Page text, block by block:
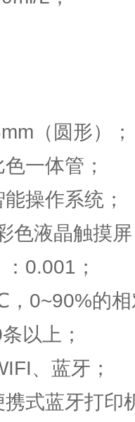
（圆形）；
一体管；
操作系统；
色液晶触摸
0.001；
0~90%的
以上；
、蓝牙；
式蓝牙打印